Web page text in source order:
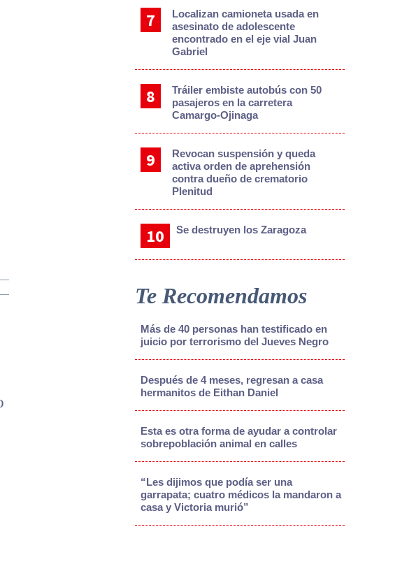
Localizan camioneta usada en
asesinato de adolescente
encontrado en el eje vial Juan
Gabriel
Tráiler embiste autobús con 50
pasajeros en la carretera
Camargo-Ojinaga
Revocan suspensión y queda
activa orden de aprehensión
contra dueño de crematorio
Plenitud
Se destruyen los Zaragoza
Te Recomendamos
Más de 40 personas han testificado en
juicio por terrorismo del Jueves Negro
Después de 4 meses, regresan a casa
hermanitos de Eithan Daniel
Esta es otra forma de ayudar a controlar
sobrepoblación animal en calles
“Les dijimos que podía ser una
garrapata; cuatro médicos la mandaron a
casa y Victoria murió”